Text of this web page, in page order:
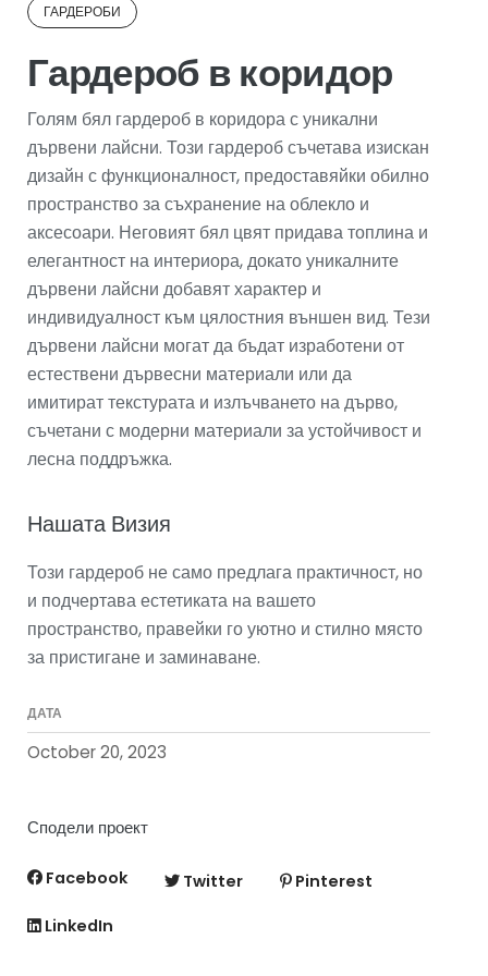
ГАРДЕРОБИ
Гардероб в коридор
Голям бял гардероб в коридора с уникални
дървени лайсни. Този гардероб съчетава изискан
дизайн с функционалност, предоставяйки обилно
пространство за съхранение на облекло и
аксесоари. Неговият бял цвят придава топлина и
елегантност на интериора, докато уникалните
дървени лайсни добавят характер и
индивидуалност към цялостния външен вид. Тези
дървени лайсни могат да бъдат изработени от
естествени дървесни материали или да
имитират текстурата и излъчването на дърво,
съчетани с модерни материали за устойчивост и
лесна поддръжка.
Нашата Визия
Този гардероб не само предлага практичност, но
и подчертава естетиката на вашето
пространство, правейки го уютно и стилно място
за пристигане и заминаване.
ДАТА
October 20, 2023
Сподели проект
Facebook Twitter Pinterest
LinkedIn